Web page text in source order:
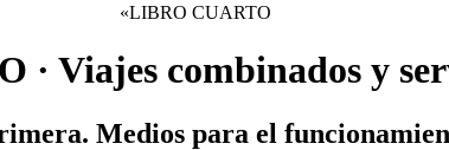
«LIBRO CUARTO
· Viajes combinados y
Medios para el